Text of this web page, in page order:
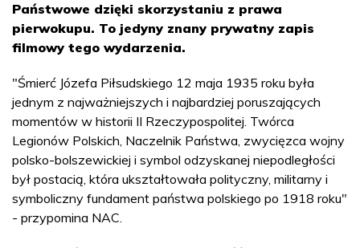
Państwowe dzięki skorzystaniu z prawa
pierwokupu. To jedyny znany prywatny zapis
filmowy tego wydarzenia.
"Śmierć Józefa Piłsudskiego 12 maja 1935 roku była
jednym z najważniejszych i najbardziej poruszających
momentów w historii II Rzeczypospolitej. Twórca
Legionów Polskich, Naczelnik Państwa, zwycięzca wojny
polsko-bolszewickiej i symbol odzyskanej niepodległości
był postacią, która ukształtowała polityczny, militarny i
symboliczny fundament państwa polskiego po 1918 roku"
- przypomina NAC.